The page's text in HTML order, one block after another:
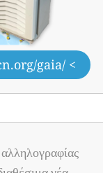
gaia/ <